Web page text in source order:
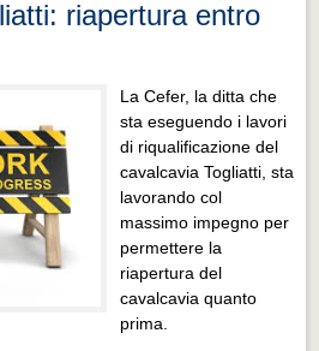
riapertura entro
La Cefer, la ditta che
sta eseguendo i lavori
di riqualificazione del
cavalcavia Togliatti, sta
lavorando col
massimo impegno per
permettere la
riapertura del
cavalcavia quanto
prima.